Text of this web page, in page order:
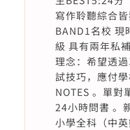
寫作聆聽綜合
BAND1名校 現
級 具有兩年私
理念：希望透
試技巧，應付
NOTES 。單對
24小時問書 。
小學全科（中